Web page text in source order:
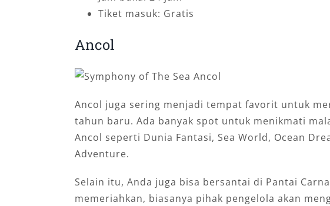
Tiket masuk: Gratis
Ancol
Ancol juga sering menjadi tempat favorit untuk
tahun baru. Ada banyak spot untuk menikmati
Ancol seperti Dunia Fantasi, Sea World, Ocean
Adventure.
Selain itu, Anda juga bisa bersantai di Pantai
memeriahkan, biasanya pihak pengelola akan